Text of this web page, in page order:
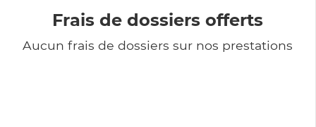
Frais de dossiers offerts
Aucun frais de dossiers sur nos prestations